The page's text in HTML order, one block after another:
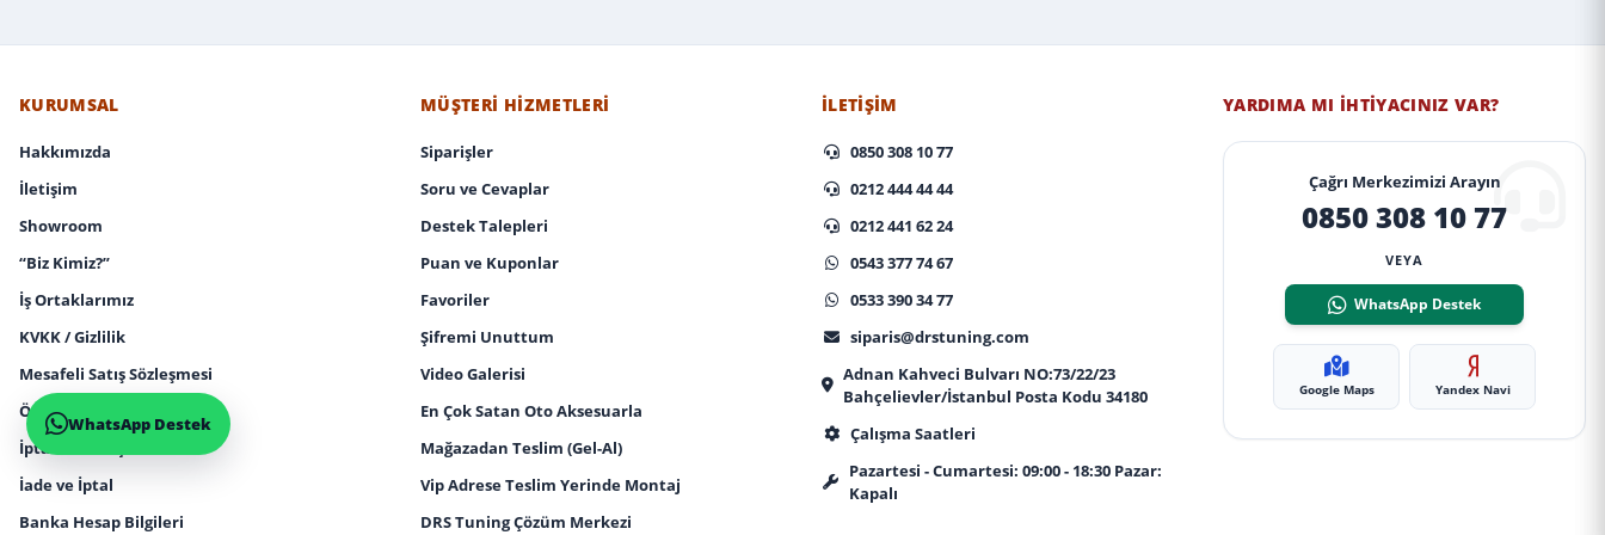
KURUMSAL
Hakkımızda
İletişim
Showroom
“Biz Kimiz?”
İş Ortaklarımız
KVKK / Gizlilik
Mesafeli Satış Sözleşmesi
Ön Bilgilendirme Formu
İptal ve İade Şartları
İade ve İptal
Banka Hesap Bilgileri
MÜŞTERI HIZMETLERI
Siparişler
Soru ve Cevaplar
Destek Talepleri
Puan ve Kuponlar
Favoriler
Şifremi Unuttum
Video Galerisi
En Çok Satan Oto Aksesuarla
Mağazadan Teslim (Gel-Al)
Vip Adrese Teslim Yerinde Montaj
DRS Tuning Çözüm Merkezi
İLETIŞIM
0850 308 10 77
0212 444 44 44
0212 441 62 24
0543 377 74 67
0533 390 34 77
siparis@drstuning.com
Adnan Kahveci Bulvarı NO:73/22/23
Bahçelievler/İstanbul Posta Kodu 34180
Çalışma Saatleri
Pazartesi - Cumartesi: 09:00 - 18:30 Pazar:
Kapalı
YARDIMA MI İHTIYACINIZ VAR?
Çağrı Merkezimizi Arayın
0850 308 10 77
VEYA
WhatsApp Destek
Google Maps Yandex Navi
WhatsApp Destek